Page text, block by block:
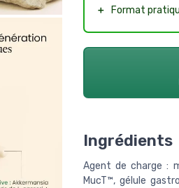
＋
Format
Ingrédients
Agent de charge :
MucT™, gélule